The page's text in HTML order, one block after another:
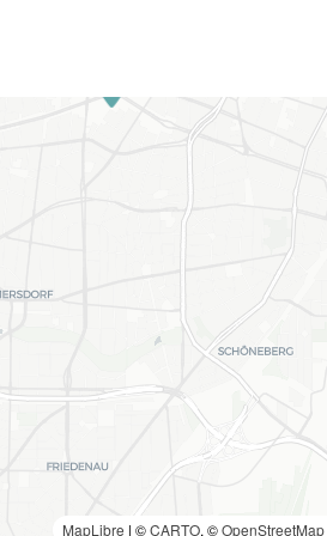
MapLibre | ©CARTO, ©OpenStreetMap